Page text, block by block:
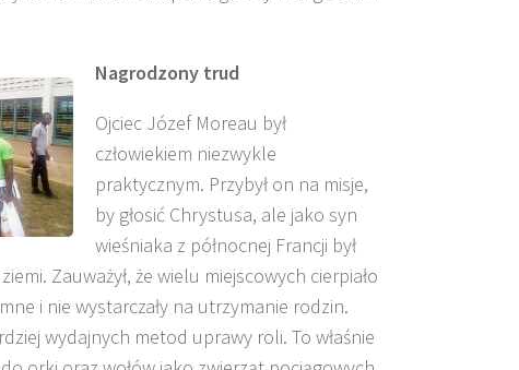
Nagrodzony trud
Ojciec Józef Moreau był
człowiekiem niezwykle
praktycznym. Przybył on na misje,
by głosić Chrystusa, ale jako syn
wieśniaka z północnej Francji był
Zauważył, że wielu miejscowych cierpiało
i nie wystarczały na utrzymanie rodzin.
wydajnych metod uprawy roli. To właśnie